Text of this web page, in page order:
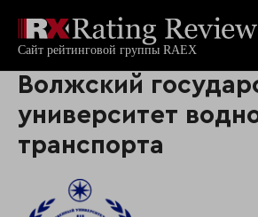
Волжский
университет
транспорта